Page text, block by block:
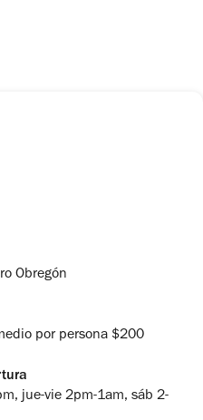
Obregón
por persona $200
jue-vie 2pm-1am, sáb 2-